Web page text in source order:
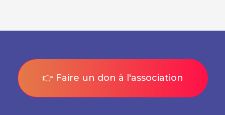
👉 Faire un don à l'association